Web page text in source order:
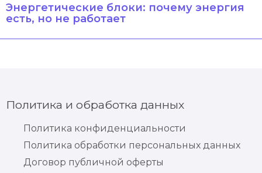
Энергетические блоки: почему энергия
есть, но не работает
Политика и обработка данных
Политика конфиденциальности
Политика обработки персональных данных
Договор публичной оферты